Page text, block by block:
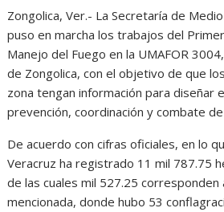
Zongolica, Ver.- La Secretaría de
puso en marcha los trabajos del
Manejo del Fuego en la UMAFOR
de Zongolica, con el objetivo de que
zona tengan información para diseñar
prevención, coordinación y combate
De acuerdo con cifras oficiales, en lo
Veracruz ha registrado 11 mil 787.75
de las cuales mil 527.25 corresponden
mencionada, donde hubo 53